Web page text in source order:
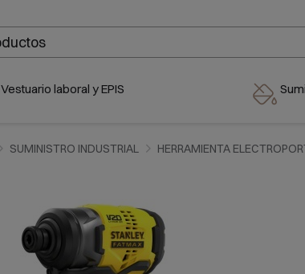
Vestuario laboral y EPIS
SUMINISTRO INDUSTRIAL HERRAMIENTA